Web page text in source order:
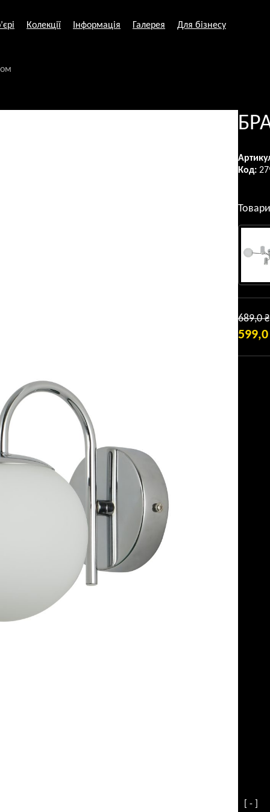
Колекції Інформація Галерея Для бізнесу
Код:
689,0₴
599,0
[ - ]